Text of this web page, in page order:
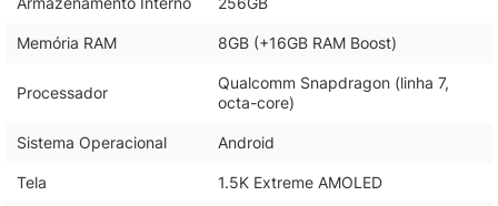
Memória RAM 8GB (+16GB RAM Boost)
Processador
Qualcomm Snapdragon (linha 7,
octa-core)
Sistema Operacional Android
Tela 1.5K Extreme AMOLED